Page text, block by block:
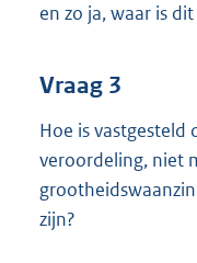
en zo ja, waar is
Vraag 3
Hoe is vastgesteld
veroordeling, niet
zijn?